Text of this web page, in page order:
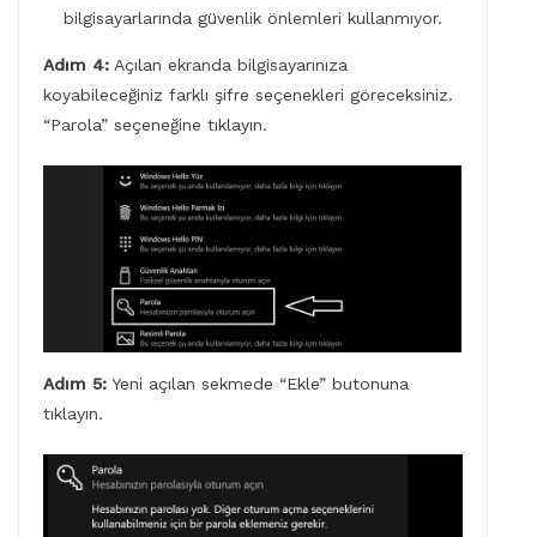
bilgisayarlarında güvenlik önlemleri kullanmıyor.
Adım 4: Açılan ekranda bilgisayarınıza
koyabileceğiniz farklı şifre seçenekleri göreceksiniz.
“Parola” seçeneğine tıklayın.
Adım 5: Yeni açılan sekmede “Ekle” butonuna
tıklayın.